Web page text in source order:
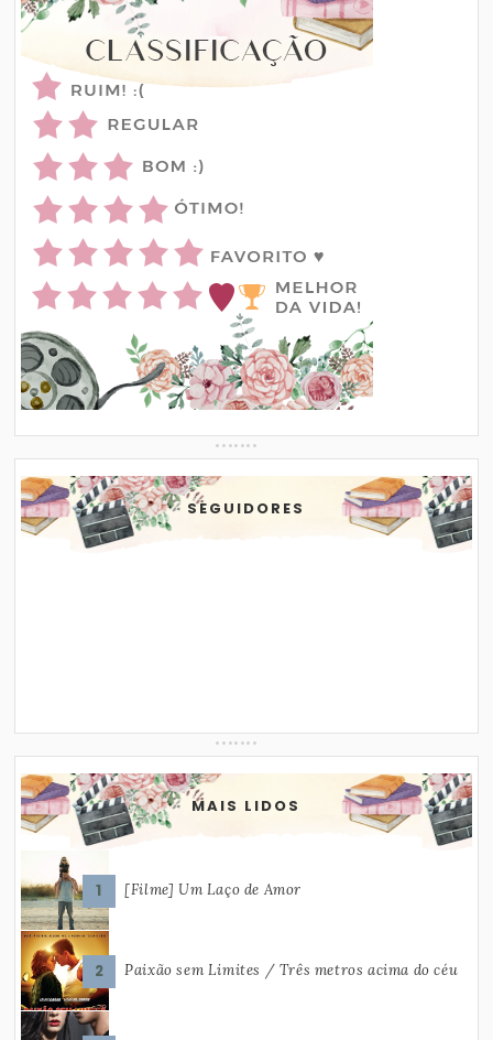
SEGUIDORES
MAIS LIDOS
[Filme] Um Laço de Amor
Paixão sem Limites / Três metros acima do céu